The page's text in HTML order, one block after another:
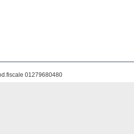
01279680480